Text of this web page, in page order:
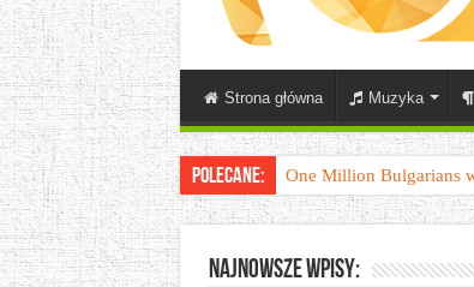
Strona główna Muzyka
Polecane: 20 lat 40-latka, czyli
Najnowsze wpisy: